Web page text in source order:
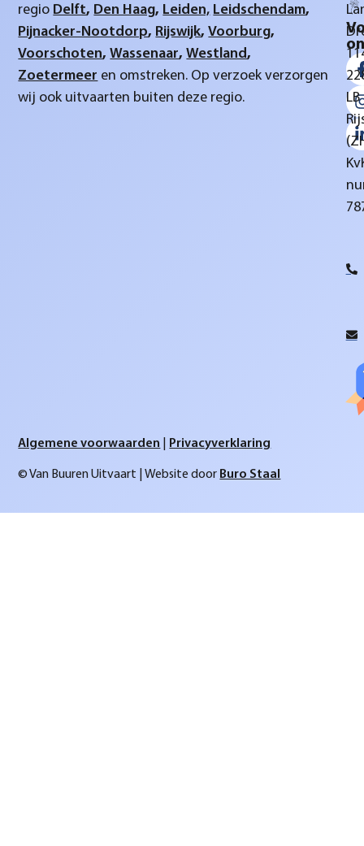
regio Delft, Den Haag, Leiden, Leidschendam,
Pijnacker-Nootdorp, Rijswijk,Voorburg,
Voorschoten,Wassenaar,Westland,
Zoetermeer en omstreken. Op verzoek verzorgen
wij ook uitvaarten buiten deze regio.
LB
© Van Buuren Uitvaart | Website door Buro Staal
Algemene voorwaarden Privacyverklaring